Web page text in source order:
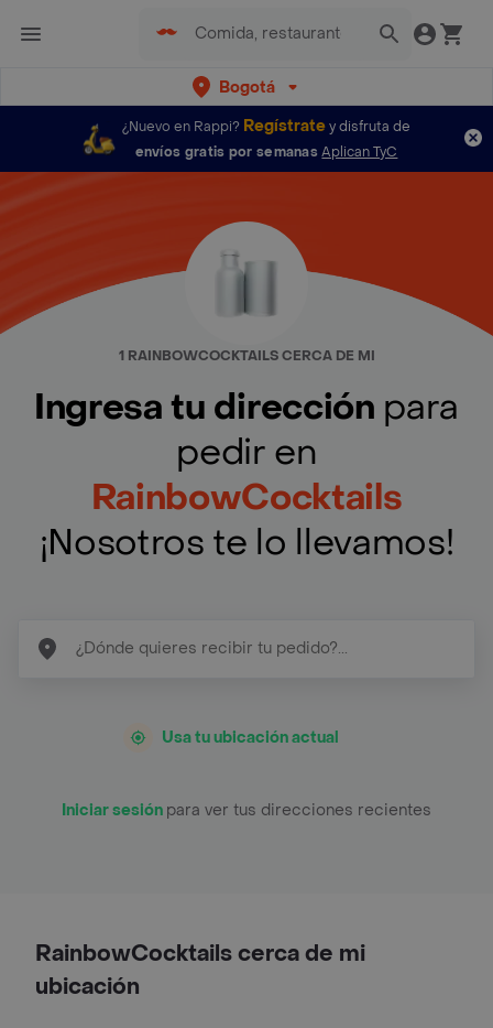
Bogotá
¿Nuevo en Rappi? Regístratey disfruta de
envíos gratis por semanas Aplican TyC
1 RAINBOWCOCKTAILS CERCA DE MI
Ingresa tu dirección para
pedir en
RainbowCocktails
¡Nosotros te lo llevamos!
Usa tu ubicación actual
Iniciar sesión para ver tus direcciones recientes
RainbowCocktails cerca de mi
ubicación